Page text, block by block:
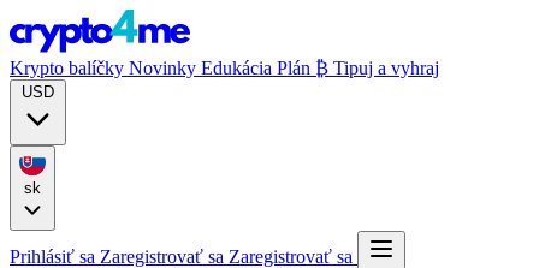
Krypto balíčky Novinky Edukácia Plán ₿ Tipuj a vyhraj
Prihlásiť sa Zaregistrovať sa Zaregistrovať sa